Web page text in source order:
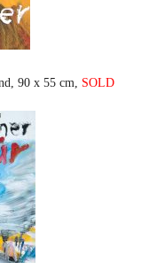
90 x 55 cm, SOLD